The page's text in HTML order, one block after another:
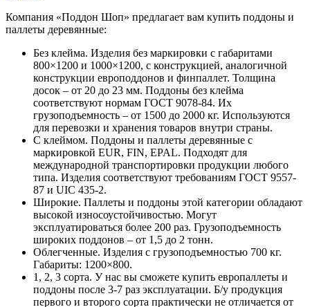
Компания «Поддон Шоп» предлагает вам купить поддоны и
паллеты деревянные:
Без клейма. Изделия без маркировки с габаритами
800×1200 и 1000×1200, с конструкцией, аналогичной
конструкции европоддонов и финпаллет. Толщина
досок – от 20 до 23 мм. Поддоны без клейма
соответствуют нормам ГОСТ 9078-84. Их
грузоподъемность – от 1500 до 2000 кг. Используются
для перевозки и хранения товаров внутри страны.
С клеймом. Поддоны и паллеты деревянные с
маркировкой EUR, FIN, EPAL. Подходят для
международной транспортировки продукции любого
типа. Изделия соответствуют требованиям ГОСТ 9557-
87 и UIC 435-2.
Широкие. Паллеты и поддоны этой категории обладают
высокой износоустойчивостью. Могут
эксплуатироваться более 200 раз. Грузоподъемность
широких поддонов – от 1,5 до 2 тонн.
Облегченные. Изделия с грузоподъемностью 700 кг.
Габариты: 1200×800.
1, 2, 3 сорта. У нас вы сможете купить европаллеты и
поддоны после 3-7 раз эксплуатации. Б/у продукция
первого и второго сорта практически не отличается от